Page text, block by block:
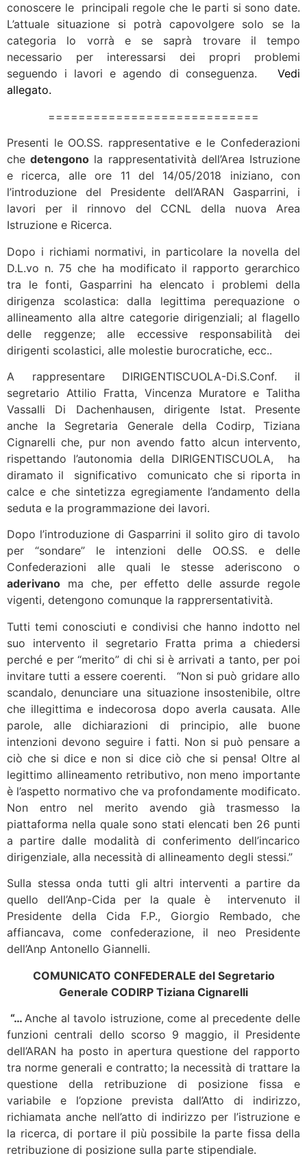
conoscere le principali regole che le parti si sono date.
L’attuale situazione si potrà capovolgere solo se la
categoria lo vorrà e se saprà trovare il tempo
necessario per interessarsi dei propri problemi
seguendo i lavori e agendo di conseguenza.
Vedi
allegato.
============================
Presenti le OO.SS. rappresentative e le Confederazioni
chedetengono la rappresentatività dell’Area Istruzione
e ricerca, alle ore 11 del 14/05/2018 iniziano, con
l’introduzione del Presidente dell’ARAN Gasparrini, i
lavori per il rinnovo del CCNL della nuova Area
Istruzione e Ricerca.
Dopo i richiami normativi, in particolare la novella del
D.L.vo n. 75 che ha modificato il rapporto gerarchico
tra le fonti, Gasparrini ha elencato i problemi della
dirigenza scolastica: dalla legittima perequazione o
allineamento alla altre categorie dirigenziali; al flagello
delle reggenze; alle eccessive responsabilità dei
dirigenti scolastici, alle molestie burocratiche, ecc..
A rappresentare DIRIGENTISCUOLA-Di.S.Conf. il
segretario Attilio Fratta, Vincenza Muratore e Talitha
Vassalli Di Dachenhausen, dirigente Istat. Presente
anche la Segretaria Generale della Codirp, Tiziana
Cignarelli che, pur non avendo fatto alcun intervento,
rispettando l’autonomia della DIRIGENTISCUOLA, ha
diramato il significativo comunicato che si riporta in
calce e che sintetizza egregiamente l’andamento della
seduta e la programmazione dei lavori.
Dopo l’introduzione di Gasparrini il solito giro di tavolo
per “sondare” le intenzioni delle OO.SS. e delle
Confederazioni alle quali le stesse aderiscono o
aderivano ma che, per effetto delle assurde regole
vigenti, detengono comunque la rapprersentatività.
Tutti temi conosciuti e condivisi che hanno indotto nel
suo intervento il segretario Fratta prima a chiedersi
perché e per “merito” di chi si è arrivati a tanto, per poi
invitare tutti a essere coerenti. “Non si può gridare allo
scandalo, denunciare una situazione insostenibile, oltre
che illegittima e indecorosa dopo averla causata. Alle
parole, alle dichiarazioni di principio, alle buone
intenzioni devono seguire i fatti. Non si può pensare a
ciò che si dice e non si dice ciò che si pensa! Oltre al
legittimo allineamento retributivo, non meno importante
è l’aspetto normativo che va profondamente modificato.
Non entro nel merito avendo già trasmesso la
piattaforma nella quale sono stati elencati ben 26 punti
a partire dalle modalità di conferimento dell’incarico
dirigenziale, alla necessità di allineamento degli stessi.”
Sulla stessa onda tutti gli altri interventi a partire da
quello dell’Anp-Cida per la quale è intervenuto il
Presidente della Cida F.P., Giorgio Rembado, che
affiancava, come confederazione, il neo Presidente
dell’Anp Antonello Giannelli.
COMUNICATO CONFEDERALE del Segretario
Generale CODIRP Tiziana Cignarelli
“… Anche al tavolo istruzione, come al precedente delle
funzioni centrali dello scorso 9 maggio, il Presidente
dell’ARAN ha posto in apertura questione del rapporto
tra norme generali e contratto; la necessità di trattare la
questione della retribuzione di posizione fissa e
variabile e l’opzione prevista dall’Atto di indirizzo,
richiamata anche nell’atto di indirizzo per l’istruzione e
la ricerca, di portare il più possibile la parte fissa della
retribuzione di posizione sulla parte stipendiale.